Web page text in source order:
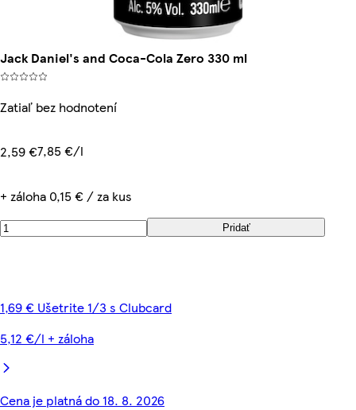
Jack Daniel's and Coca-Cola Zero 330 ml
Zatiaľ bez hodnotení
2,59 €7,85 €/l
+ záloha 0,15 € / za kus
Pridať
1,69 € Ušetrite 1/3 s Clubcard
5,12 €/l + záloha
Cena je platná do 18. 8. 2026